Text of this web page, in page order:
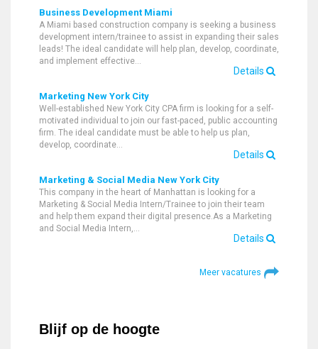
Business Development Miami
A Miami based construction company is seeking a business
development intern/trainee to assist in expanding their sales
leads! The ideal candidate will help plan, develop, coordinate,
and implement effective…
Details
Marketing New York City
Well-established New York City CPA firm is looking for a self-
motivated individual to join our fast-paced, public accounting
firm. The ideal candidate must be able to help us plan,
develop, coordinate…
Details
Marketing & Social Media New York City
This company in the heart of Manhattan is looking for a
Marketing & Social Media Intern/Trainee to join their team
and help them expand their digital presence.As a Marketing
and Social Media Intern,…
Details
Meer vacatures
Blijf op de hoogte